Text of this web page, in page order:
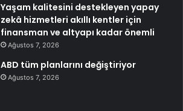
Yaşam kalitesini destekleyen yapay
zekâ hizmetleri akıllı kentler için
finansman ve altyapı kadar önemli
Ağustos 7, 2026
ABD tüm planlarını değiştiriyor
Ağustos 7, 2026